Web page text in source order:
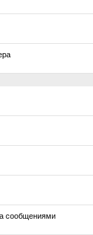
сообщениями